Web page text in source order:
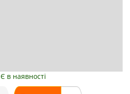
Є в наявності